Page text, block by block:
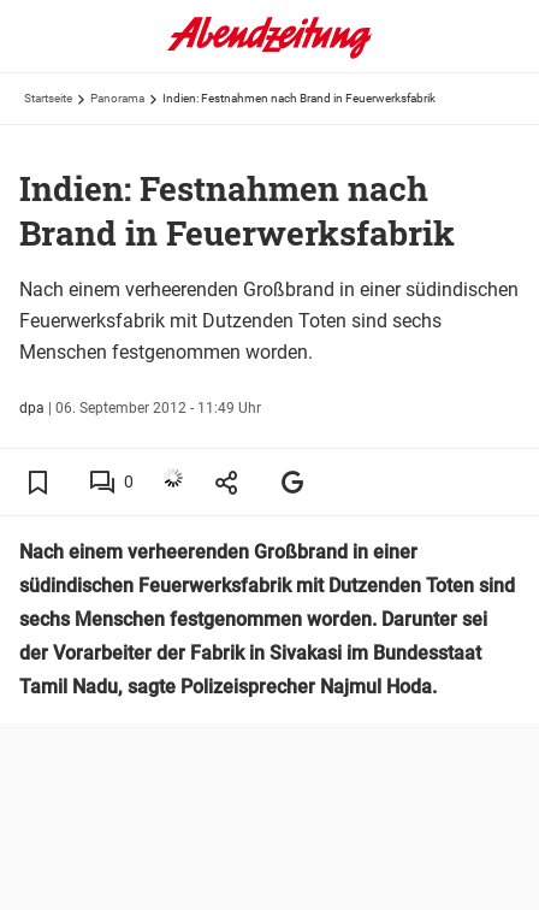
Startseite Panorama Indien: Festnahmen nach Brand in Feuerwerksfabrik
Indien: Festnahmen nach
Brand in Feuerwerksfabrik
Nach einem verheerenden Großbrand in einer südindischen
Feuerwerksfabrik mit Dutzenden Toten sind sechs
Menschen festgenommen worden.
dpa | 06. September 2012 - 11:49 Uhr
0
Nach einem verheerenden Großbrand in einer
südindischen Feuerwerksfabrik mit Dutzenden Toten sind
sechs Menschen festgenommen worden. Darunter sei
der Vorarbeiter der Fabrik in Sivakasi im Bundesstaat
Tamil Nadu, sagte Polizeisprecher Najmul Hoda.